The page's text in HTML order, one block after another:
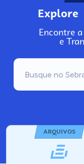
Explore
Encontre
e
ARQUIVOS